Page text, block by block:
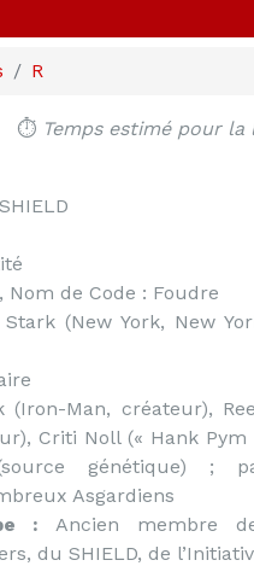
R
⏱️ Temps estimé pour
Nom de Code : Foudre
(New York, New
(Iron-Man, créateur),
Criti Noll (« Hank Pym
génétique) ;
Asgardiens
: Ancien membre
du SHIELD, de